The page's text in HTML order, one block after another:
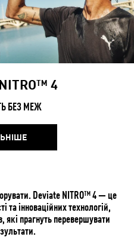
4
БЕЗ МЕЖ
Deviate NITRO™ 4 — це
та інноваційних технологій,
які прагнуть перевершувати